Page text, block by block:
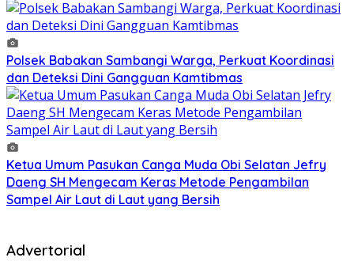
Polsek Babakan Sambangi Warga, Perkuat Koordinasi
dan Deteksi Dini Gangguan Kamtibmas
Ketua Umum Pasukan Canga Muda Obi Selatan Jefry
Daeng SH Mengecam Keras Metode Pengambilan
Sampel Air Laut di Laut yang Bersih
Advertorial